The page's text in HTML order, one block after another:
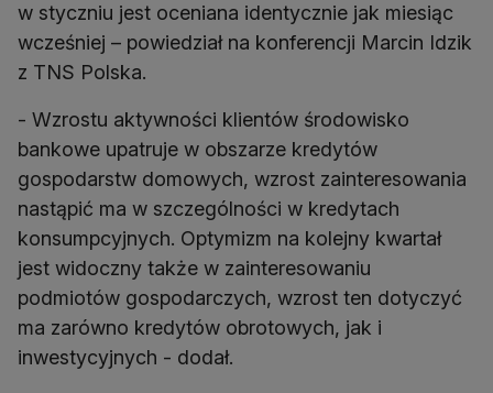
w styczniu jest oceniana identycznie jak miesiąc
wcześniej – powiedział na konferencji Marcin Idzik
z TNS Polska.
- Wzrostu aktywności klientów środowisko
bankowe upatruje w obszarze kredytów
gospodarstw domowych, wzrost zainteresowania
nastąpić ma w szczególności w kredytach
konsumpcyjnych. Optymizm na kolejny kwartał
jest widoczny także w zainteresowaniu
podmiotów gospodarczych, wzrost ten dotyczyć
ma zarówno kredytów obrotowych, jak i
inwestycyjnych - dodał.